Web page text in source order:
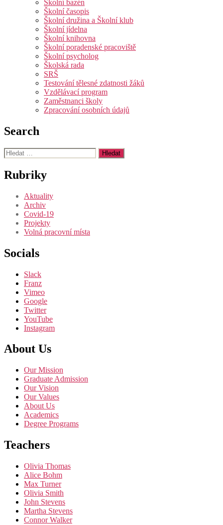
Školní bazén
Školní časopis
Školní družina a Školní klub
Školní jídelna
Školní knihovna
Školní poradenské pracoviště
Školní psycholog
Školská rada
SRŠ
Testování tělesné zdatnosti žáků
Vzdělávací program
Zaměstnanci školy
Zpracování osobních údajů
Search
Výsledky
vyhledávání:
Rubriky
Aktuality
Archiv
Covid-19
Projekty
Volná pracovní místa
Socials
Slack
Franz
Vimeo
Google
Twitter
YouTube
Instagram
About Us
Our Mission
Graduate Admission
Our Vision
Our Values
About Us
Academics
Degree Programs
Teachers
Olivia Thomas
Alice Bohm
Max Turner
Olivia Smith
John Stevens
Martha Stevens
Connor Walker